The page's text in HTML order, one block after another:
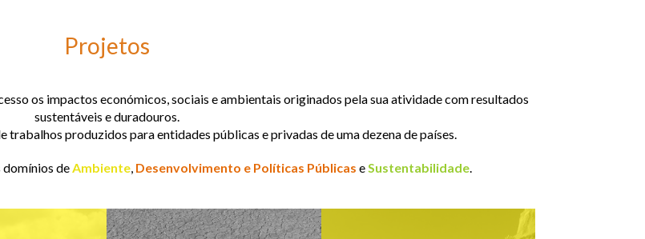
Projetos
os impactos económicos, sociais e ambientais originados pela sua atividade com resultados
sustentáveis e duradouros.
trabalhos produzidos para entidades públicas e privadas de uma dezena de países.
domínios deAmbiente, Desenvolvimento e Políticas Públicas eSustentabilidade.